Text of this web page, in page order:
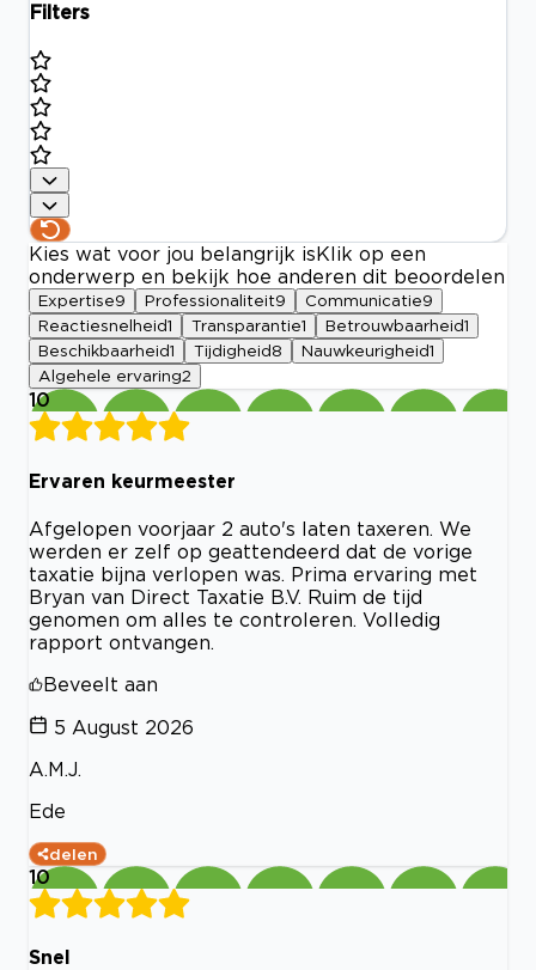
Filters
Kies wat voor jou belangrijk is Klik op een
onderwerp en bekijk hoe anderen dit beoordelen
Expertise9 Professionaliteit9 Communicatie9
Reactiesnelheid1 Transparantie1 Betrouwbaarheid1
Beschikbaarheid1 Tijdigheid 8 Nauwkeurigheid1
Algehele ervaring2
10
Ervaren keurmeester
Afgelopen voorjaar 2 auto's laten taxeren. We
werden er zelf op geattendeerd dat de vorige
taxatie bijna verlopen was. Prima ervaring met
Bryan van Direct Taxatie B.V. Ruim de tijd
genomen om alles te controleren. Volledig
rapport ontvangen.
Beveelt aan
5 August 2026
A.M.J.
Ede
delen
10
Snel